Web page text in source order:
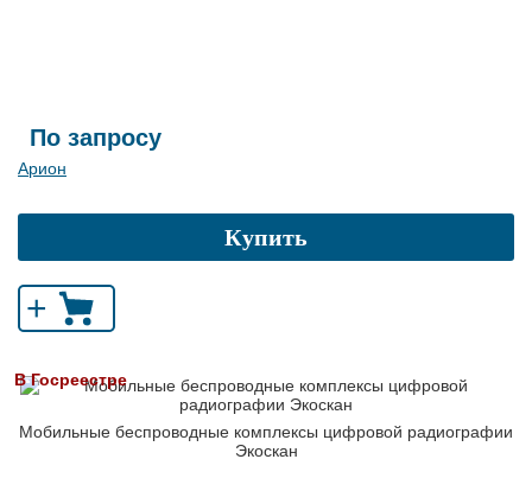
По запросу
Арион
Купить
+
В Госреестре
Мобильные беспроводные комплексы цифровой радиографии
Экоскан